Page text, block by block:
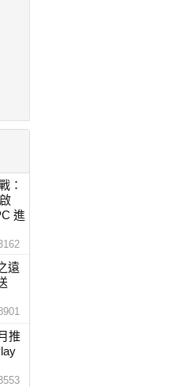
：
進
遠
推